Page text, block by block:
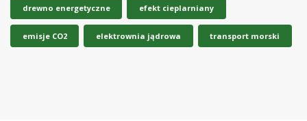
drewno energetyczne efekt cieplarniany
emisje CO2 elektrownia jądrowa transport morski